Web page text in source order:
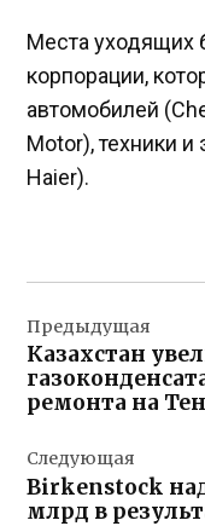
Места уходящих
корпорации,
автомобилей
Motor), техники и
Haier).
по
записям
Предыдущая
Казахстан
ремонта на
Следующая
Birkenstock
млрд в